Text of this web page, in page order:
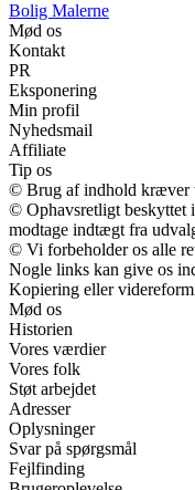
Bolig Malerne
Mød os
Kontakt
PR
Eksponering
Min profil
Nyhedsmail
Affiliate
Tip os
© Brug af indhold kræver
© Ophavsretligt beskyttet
modtage indtægt fra
© Vi forbeholder os alle
Nogle links kan give os
Kopiering eller
Mød os
Historien
Vores værdier
Vores folk
Støt arbejdet
Adresser
Oplysninger
Svar på spørgsmål
Fejlfinding